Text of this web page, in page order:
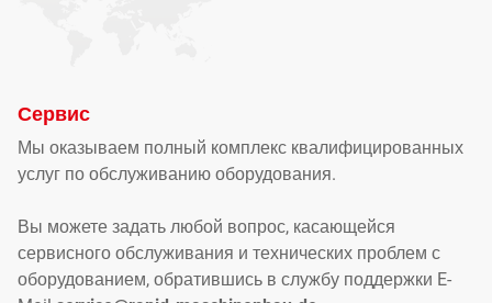
Сервис
Мы оказываем полный комплекс квалифицированных
услуг по обслуживанию оборудования.
Вы можете задать любой вопрос, касающейся
сервисного обслуживания и технических проблем с
оборудованием, обратившись в службу поддержки E-